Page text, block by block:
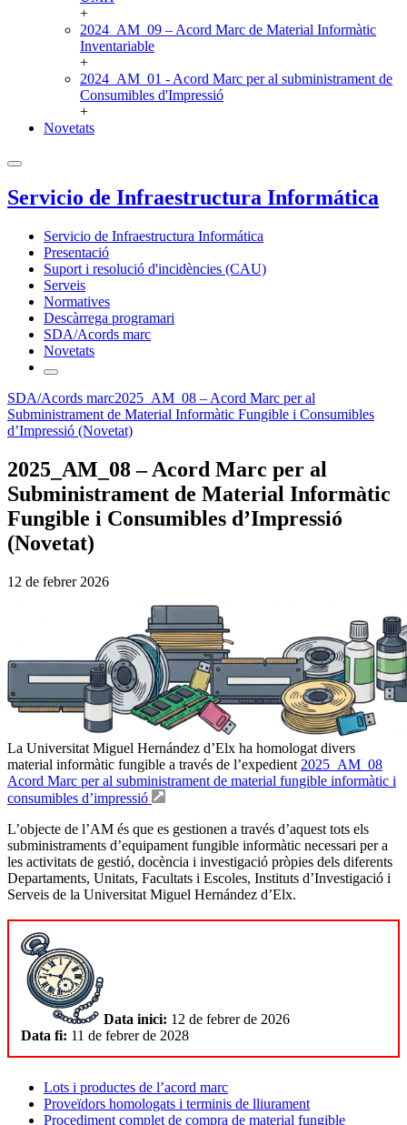
+
2024_AM_09 – Acord Marc de Material Informàtic
Inventariable
+
2024_AM_01 - Acord Marc per al subministrament de
Consumibles d'Impressió
+
Novetats
Servicio de Infraestructura Informática
Servicio de Infraestructura Informática
Presentació
Suport i resolució d'incidències (CAU)
Serveis
Normatives
Descàrrega programari
SDA/Acords marc
Novetats
SDA/Acords marc2025_AM_08 – Acord Marc per al
Subministrament de Material Informàtic Fungible i Consumibles
d’Impressió (Novetat)
2025_AM_08 – Acord Marc per al
Subministrament de Material Informàtic
Fungible i Consumibles d’Impressió
(Novetat)
12 de febrer 2026
La Universitat Miguel Hernández d’Elx ha homologat divers
material informàtic fungible a través de l’expedient 2025_AM_08
Acord Marc per al subministrament de material fungible informàtic i
consumibles d’impressió
L’objecte de l’AM és que es gestionen a través d’aquest tots els
subministraments d’equipament fungible informàtic necessari per a
les activitats de gestió, docència i investigació pròpies dels diferents
Departaments, Unitats, Facultats i Escoles, Instituts d’Investigació i
Serveis de la Universitat Miguel Hernández d’Elx.
Data inici: 12 de febrer de 2026
Data fi: 11 de febrer de 2028
Lots i productes de l’acord marc
Proveïdors homologats i terminis de lliurament
Procediment complet de compra de material fungible